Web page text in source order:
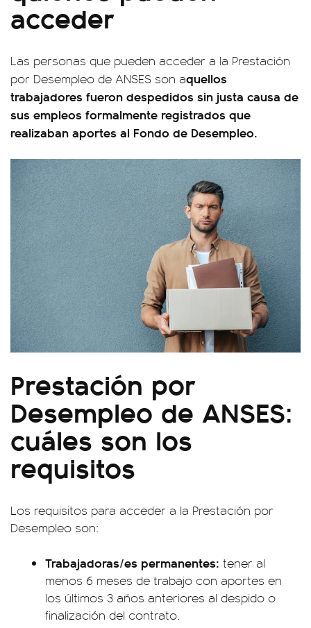
acceder
Las personas que pueden acceder a la Prestación
por Desempleo de ANSES son aquellos
trabajadores fueron despedidos sin justa causa de
sus empleos formalmente registrados que
realizaban aportes al Fondo de Desempleo.
Prestación por
Desempleo de ANSES:
cuáles son los
requisitos
Los requisitos para acceder a la Prestación por
Desempleo son:
Trabajadoras/es permanentes: tener al
menos 6 meses de trabajo con aportes en
los últimos 3 años anteriores al despido o
finalización del contrato.